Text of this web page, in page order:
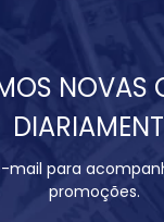
NOVAS
mail para
promoções.